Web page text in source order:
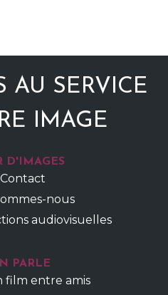
AU SERVICE
IMAGE
D'IMAGES
Contact
nous
audiovisuelles
PARLE
film entre amis